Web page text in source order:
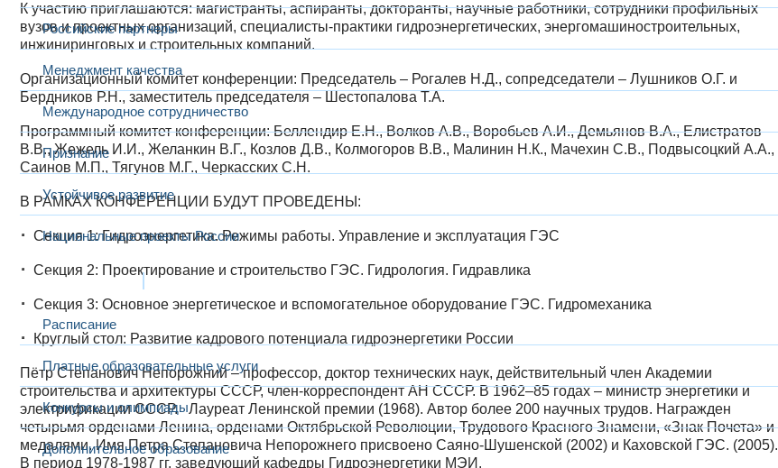
Российские партнеры
Менеджмент качества
Международное сотрудничество
Признание
Устойчивое развитие
Национальные проекты России
Образование
Расписание
Платные образовательные услуги
Конкурсы и олимпиады
Дополнительное образование
К участию приглашаются:магистранты, аспиранты, докторанты, научные работники, сотрудники профильных
вузов и проектных организаций, специалисты-практики гидроэнергетических, энергомашиностроительных,
инжиниринговых и строительных компаний.
Организационный комитет конференции: Председатель – Рогалев Н.Д., сопредседатели – Лушников О.Г. и
Бердников Р.Н., заместитель председателя – Шестопалова Т.А.
Программный комитет конференции:Беллендир Е.Н., Волков А.В., Воробьев А.И., Демьянов В.А., Елистратов
В.В., Жежель И.И., Желанкин В.Г., Козлов Д.В., Колмогоров В.В., Малинин Н.К., Мачехин С.В., Подвысоцкий А.А.,
Саинов М.П., Тягунов М.Г., Черкасских С.Н.
В РАМКАХ КОНФЕРЕНЦИИ БУДУТ ПРОВЕДЕНЫ:
Секция 1: Гидроэнергетика. Режимы работы. Управление и эксплуатация ГЭС
Секция 2: Проектирование и строительство ГЭС. Гидрология. Гидравлика
Секция 3: Основное энергетическое и вспомогательное оборудование ГЭС. Гидромеханика
Круглый стол: Развитие кадрового потенциала гидроэнергетики России
Пётр Степанович Непорожний– профессор, доктор технических наук, действительный член Академии
строительства и архитектуры СССР, член-корреспондент АН СССР. В 1962–85 годах – министр энергетики и
электрификации СССР. Лауреат Ленинской премии (1968). Автор более 200 научных трудов. Награжден
четырьмя орденами Ленина, орденами Октябрьской Революции, Трудового Красного Знамени, «Знак Почета» и
медалями. Имя Петра Степановича Непорожнего присвоено Саяно-Шушенской (2002) и Каховской ГЭС. (2005).
В период 1978-1987 гг. заведующий кафедры Гидроэнергетики МЭИ.